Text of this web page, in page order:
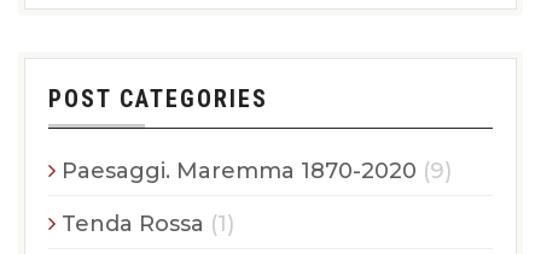
POST CATEGORIES
Paesaggi. Maremma 1870-2020 (9)
Tenda Rossa (1)